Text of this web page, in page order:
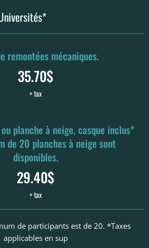
remontées mécaniques.
35.70$
+ tax
planche à neige, casque inclus*
de 20 planches à neige sont
disponibles.
29.40$
+ tax
de participants est de 20. *Taxes
applicables en sup